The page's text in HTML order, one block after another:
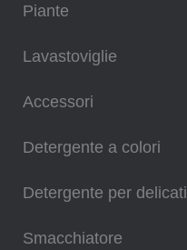
Piante
Lavastoviglie
Accessori
Detergente a colori
Detergente per delicati
Smacchiatore